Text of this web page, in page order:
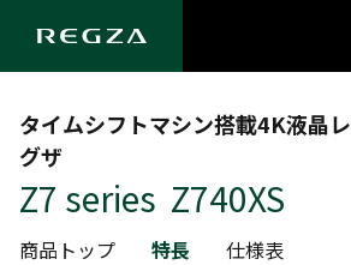
タイムシフトマシン搭載4K液晶レ
グザ
Z7 series Z740XS
商品トップ 特長 仕様表